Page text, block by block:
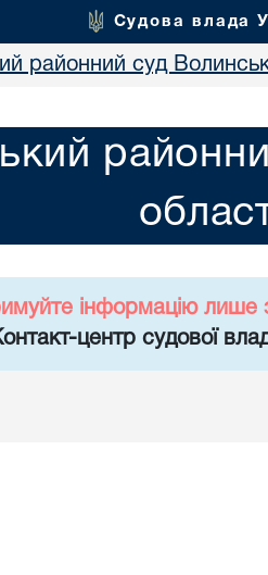
Судова влада
районний суд
інформацію лише
центр судової